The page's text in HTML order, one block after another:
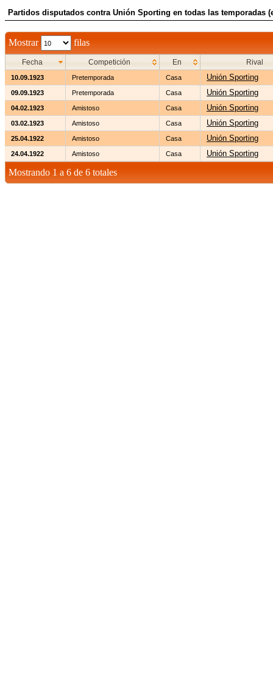
Partidos disputados contra Unión Sporting en todas las temporadas
Mostrar filas
Fecha Competición En Rival
10.09.1923 Pretemporada Casa Unión Sporting
09.09.1923 Pretemporada Casa Unión Sporting
04.02.1923 Amistoso Casa Unión Sporting
03.02.1923 Amistoso Casa Unión Sporting
25.04.1922 Amistoso Casa Unión Sporting
24.04.1922 Amistoso Casa Unión Sporting
Mostrando 1 a 6 de 6 totales